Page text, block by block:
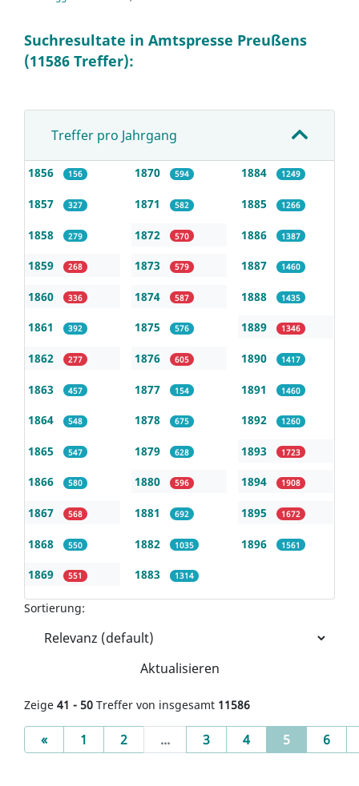
Suchresultate in Amtspresse Preußens
(11586 Treffer):
Treffer pro Jahrgang
1856 156
1857 327
1858 279
1859 268
1860 336
1861 392
1862 277
1863 457
1864 548
1865 547
1866 580
1867 568
1868 550
1869 551
1870 594
1871 582
1872 570
1873 579
1874 587
1875 576
1876 605
1877 154
1878 675
1879 628
1880 596
1881 692
1882 1035
1883 1314
1884 1249
1885 1266
1886 1387
1887 1460
1888 1435
1889 1346
1890 1417
1891 1460
1892 1260
1893 1723
1894 1908
1895 1672
1896 1561
Sortierung:
Aktualisieren
Zeige 41 - 50 Treffer von insgesamt 11586
«Previous
1 2 ... 3 4 5(current)
6